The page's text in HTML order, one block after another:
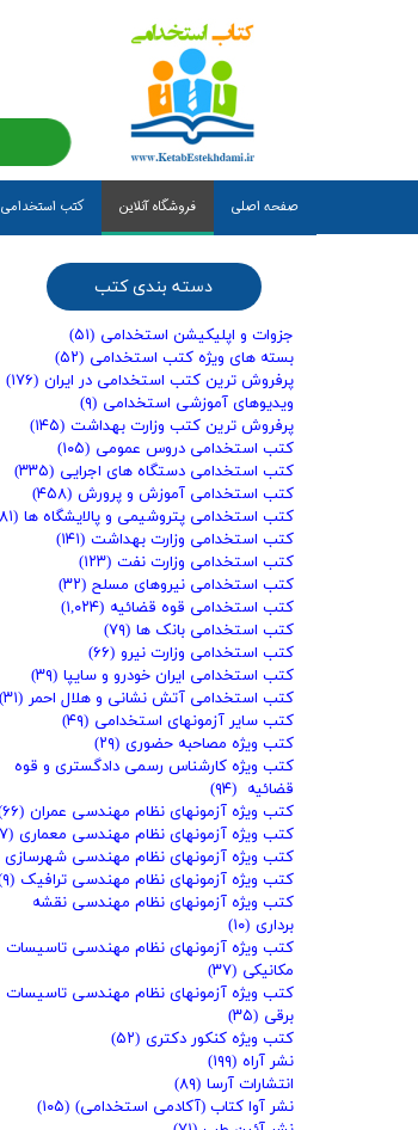
صفحه اصلی فروشگاه آنلاین کتب استخدامی
جزوات و اپلیکیشن استخدامی (۵۱)
بسته های ویژه کتب استخدامی (۵۲)
پرفروش ترین کتب استخدامی در ایران (۱۷۶)
ویدیوهای آموزشی استخدامی (۹)
پرفروش ترین کتب وزارت بهداشت (۱۴۵)
کتب استخدامی دروس عمومی (۱۰۵)
کتب استخدامی دستگاه های اجرایی (۳۳۵)
کتب استخدامی آموزش و پرورش (۴۵۸)
کتب استخدامی پتروشیمی و پالایشگاه ها (۸۱)
کتب استخدامی وزارت بهداشت (۱۴۱)
کتب استخدامی وزارت نفت (۱۲۳)
کتب استخدامی نیروهای مسلح (۳۲)
کتب استخدامی قوه قضائیه (۱,۰۲۴)
کتب استخدامی بانک ها (۷۹)
کتب استخدامی وزارت نیرو (۶۶)
کتب استخدامی ایران خودرو و سایپا (۳۹)
کتب استخدامی آتش نشانی و هلال احمر (۳۱)
کتب سایر آزمونهای استخدامی (۴۹)
کتب ویژه مصاحبه حضوری (۲۹)
کتب ویژه کارشناس رسمی دادگستری و قوه
قضائیه (۹۴)
کتب ویژه آزمونهای نظام مهندسی عمران (۶۶)
کتب ویژه آزمونهای نظام مهندسی معماری (۴۷)
کتب ویژه آزمونهای نظام مهندسی شهرسازی
کتب ویژه آزمونهای نظام مهندسی ترافیک (۹)
کتب ویژه آزمونهای نظام مهندسی نقشه
برداری (۱۰)
کتب ویژه آزمونهای نظام مهندسی تاسیسات
مکانیکی (۳۷)
کتب ویژه آزمونهای نظام مهندسی تاسیسات
برقی (۳۵)
کتب ویژه کنکور دکتری (۵۲)
نشر آراه (۱۹۹)
انتشارات آرسا (۸۹)
نشر آوا کتاب (آکادمی استخدامی) (۱۰۵)
دسته بندی کتب